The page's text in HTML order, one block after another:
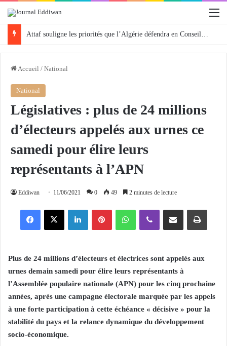
Attaf souligne les priorités que l’Algérie défendra en Conseil de sécurité « avec rigueur et engagement »
Accueil / National
National
Législatives : plus de 24 millions
d’électeurs appelés aux urnes ce
samedi pour élire leurs
représentants à l’APN
Eddiwan 11/06/2021 0 49 2 minutes de lecture
Facebook X Linkedin Pinterest WhatsApp Viber Partager par email Imprimer
Plus de 24 millions d’électeurs et électrices sont appelés aux
urnes demain samedi pour élire leurs représentants à
l’Assemblée populaire nationale (APN) pour les cinq prochaine
années, après une campagne électorale marquée par les appels
à une forte participation à cette échéance « décisive » pour la
stabilité du pays et la relance dynamique du développement
socio-économique.